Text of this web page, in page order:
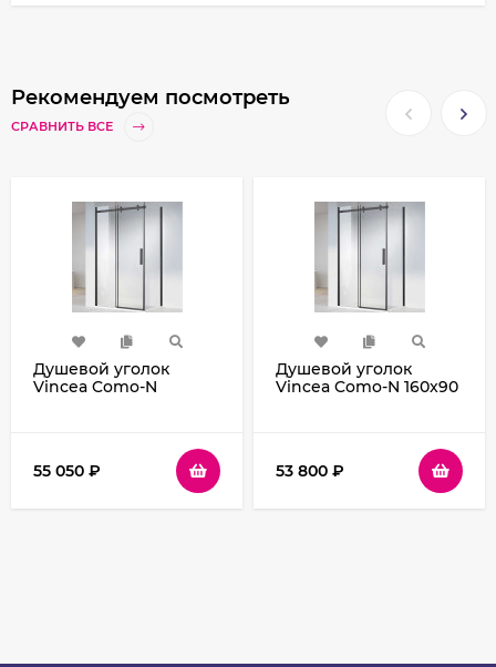
Рекомендуем посмотреть
СРАВНИТЬ ВСЕ
Душевой уголок
Vincea Como-N
55 050 ₽
Душевой уголок
Vincea Como-N 160x90
53 800 ₽